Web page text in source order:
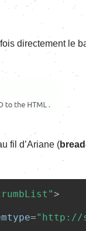
direc­te­ment le
fil d’Ariane (
>
="http://